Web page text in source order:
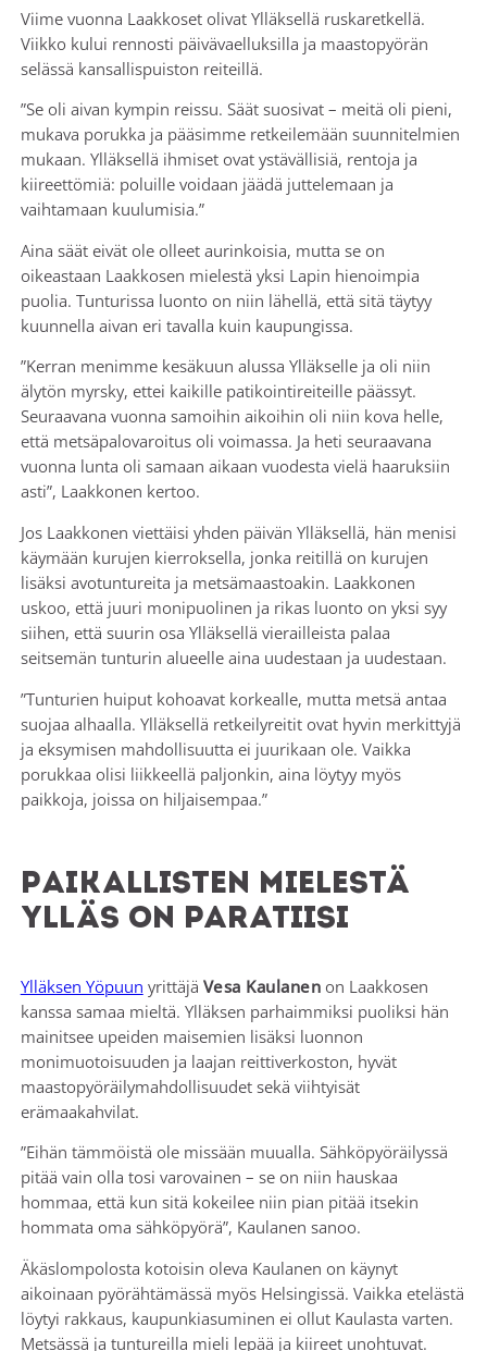
Viime vuonna Laakkoset olivat Ylläksellä ruskaretkellä.
Viikko kului rennosti päivävaelluksilla ja maastopyörän
selässä kansallispuiston reiteillä.
”Se oli aivan kympin reissu. Säät suosivat – meitä oli pieni,
mukava porukka ja pääsimme retkeilemään suunnitelmien
mukaan. Ylläksellä ihmiset ovat ystävällisiä, rentoja ja
kiireettömiä: poluille voidaan jäädä juttelemaan ja
vaihtamaan kuulumisia.”
Aina säät eivät ole olleet aurinkoisia, mutta se on
oikeastaan Laakkosen mielestä yksi Lapin hienoimpia
puolia. Tunturissa luonto on niin lähellä, että sitä täytyy
kuunnella aivan eri tavalla kuin kaupungissa.
”Kerran menimme kesäkuun alussa Ylläkselle ja oli niin
älytön myrsky, ettei kaikille patikointireiteille päässyt.
Seuraavana vuonna samoihin aikoihin oli niin kova helle,
että metsäpalovaroitus oli voimassa. Ja heti seuraavana
vuonna lunta oli samaan aikaan vuodesta vielä haaruksiin
asti”, Laakkonen kertoo.
Jos Laakkonen viettäisi yhden päivän Ylläksellä, hän menisi
käymään kurujen kierroksella, jonka reitillä on kurujen
lisäksi avotuntureita ja metsämaastoakin. Laakkonen
uskoo, että juuri monipuolinen ja rikas luonto on yksi syy
siihen, että suurin osa Ylläksellä vierailleista palaa
seitsemän tunturin alueelle aina uudestaan ja uudestaan.
”Tunturien huiput kohoavat korkealle, mutta metsä antaa
suojaa alhaalla. Ylläksellä retkeilyreitit ovat hyvin merkittyjä
ja eksymisen mahdollisuutta ei juurikaan ole. Vaikka
porukkaa olisi liikkeellä paljonkin, aina löytyy myös
paikkoja, joissa on hiljaisempaa.”
Paikallisten mielestä
Ylläs on paratiisi
Ylläksen Yöpuun yrittäjä Vesa Kaulanen on Laakkosen
kanssa samaa mieltä. Ylläksen parhaimmiksi puoliksi hän
mainitsee upeiden maisemien lisäksi luonnon
monimuotoisuuden ja laajan reittiverkoston, hyvät
maastopyöräilymahdollisuudet sekä viihtyisät
erämaakahvilat.
”Eihän tämmöistä ole missään muualla. Sähköpyöräilyssä
pitää vain olla tosi varovainen – se on niin hauskaa
hommaa, että kun sitä kokeilee niin pian pitää itsekin
hommata oma sähköpyörä”, Kaulanen sanoo.
Äkäslompolosta kotoisin oleva Kaulanen on käynyt
aikoinaan pyörähtämässä myös Helsingissä. Vaikka etelästä
löytyi rakkaus, kaupunkiasuminen ei ollut Kaulasta varten.
Metsässä ja tuntureilla mieli lepää ja kiireet unohtuvat.